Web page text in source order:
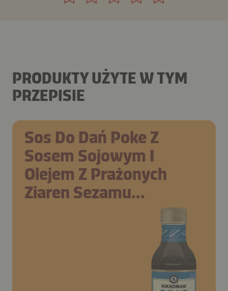
PRODUKTY UŻYTE W TYM
PRZEPISIE
Sos Do Dań Poke Z
Sosem Sojowym I
Olejem Z Prażonych
Ziaren Sezamu